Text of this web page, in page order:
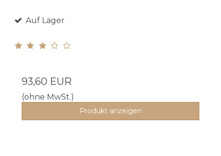
Auf Lager
93,60 EUR
(ohne MwSt.)
Produkt anzeigen